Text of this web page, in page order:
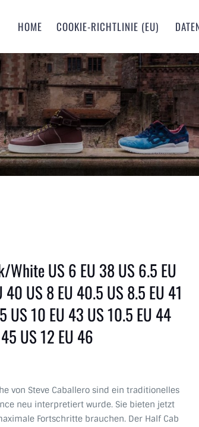
HOME COOKIE-RICHTLINIE (EU)
US 6 EU 38 US 6.5 EU
40 US 8 EU 40.5 US 8.5 EU 41
US 10 EU 43 US 10.5 EU 44
US 12 EU 46
von Steve Caballero sind ein traditionelles
neu interpretiert wurde. Sie bieten jetzt
Fortschritte brauchen. Der Half Cab